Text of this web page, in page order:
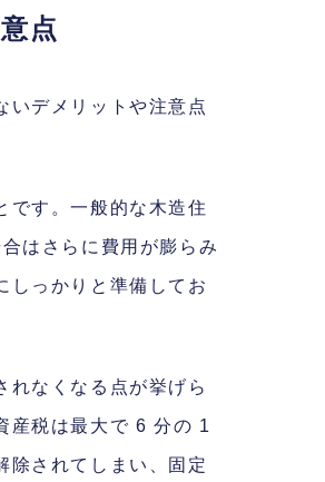
点
いデメリットや注意点
です。一般的な木造住
はさらに費用が膨らみ
しっかりと準備してお
れなくなる点が挙げら
産税は最大で 6 分の 1
除されてしまい、固定